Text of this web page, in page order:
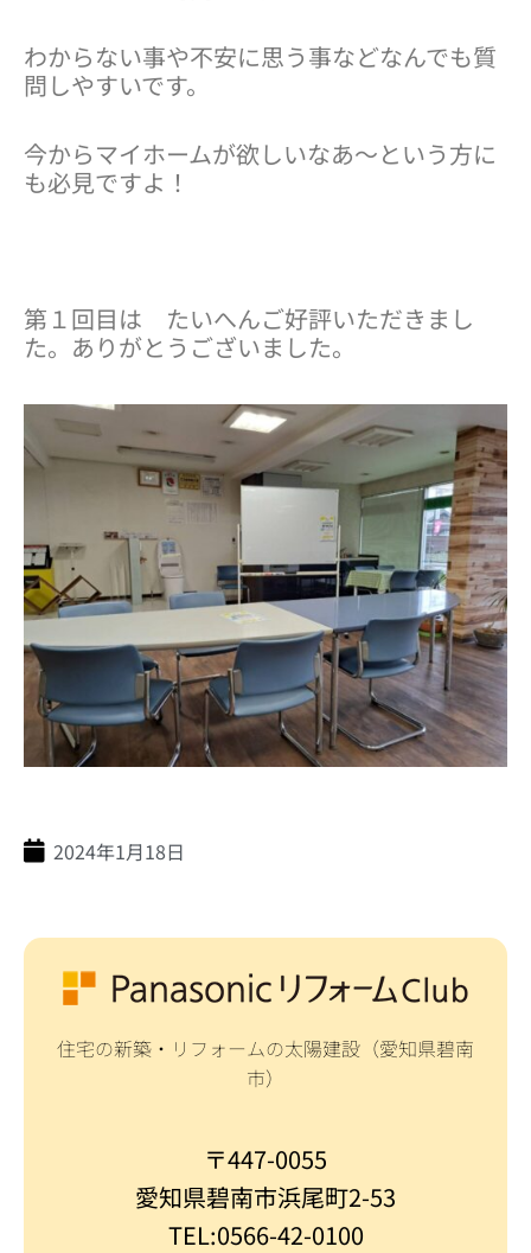
わからない事や不安に思う事などなんでも質
問しやすいです。
今からマイホームが欲しいなあ～という方に
も必見ですよ！
第１回目は たいへんご好評いただきまし
た。ありがとうございました。
2024年1月18日
住宅の新築・リフォームの太陽建設（愛知県碧南
市）
〒447-0055
愛知県碧南市浜尾町2-53
TEL:0566-42-0100